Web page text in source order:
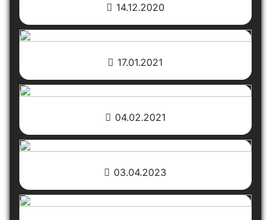
14.12.2020
17.01.2021
04.02.2021
03.04.2023